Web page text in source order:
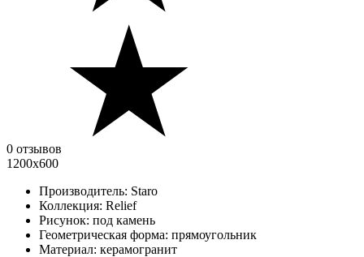
0 отзывов
1200х600
Производитель: Staro
Коллекция: Relief
Рисунок: под камень
Геометрическая форма: прямоугольник
Материал: керамогранит